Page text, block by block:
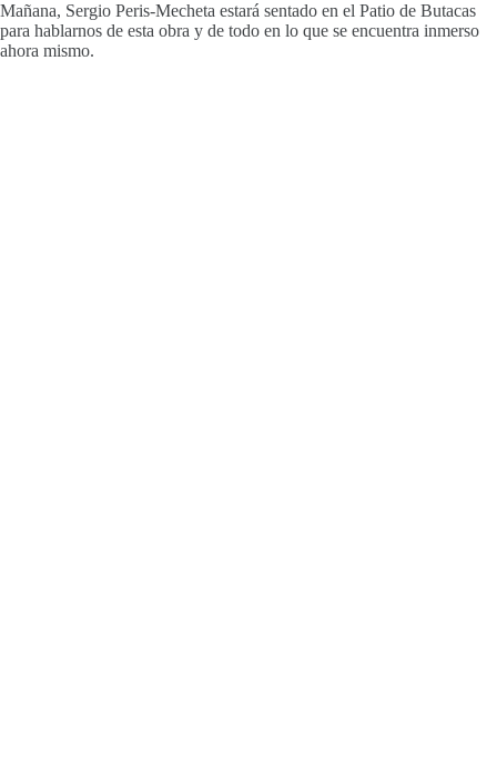
Mañana, Sergio Peris-Mecheta estará sentado en el Patio de Butacas
para hablarnos de esta obra y de todo en lo que se encuentra inmerso
ahora mismo.